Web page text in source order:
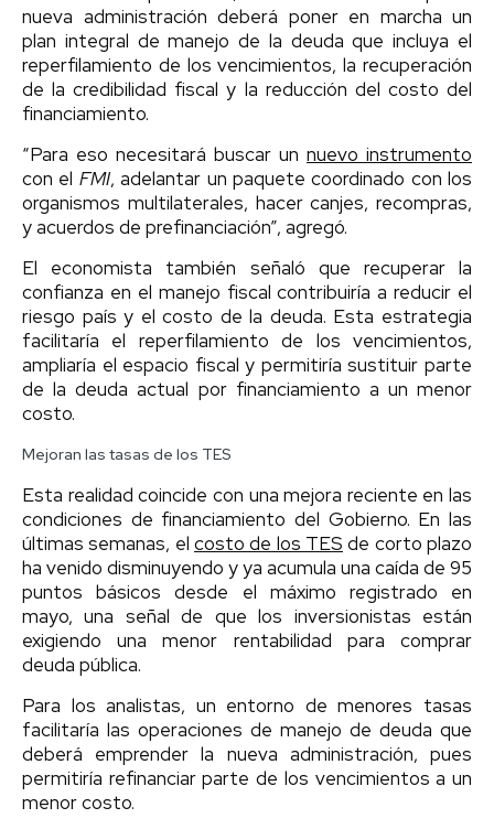
nueva administración deberá poner en marcha un
plan integral de manejo de la deuda que incluya el
reperfilamiento de los vencimientos, la recuperación
de la credibilidad fiscal y la reducción del costo del
financiamiento.
“Para eso necesitará buscar un nuevo instrumento
con el FMI, adelantar un paquete coordinado con los
organismos multilaterales, hacer canjes, recompras,
y acuerdos de prefinanciación”, agregó.
El economista también señaló que recuperar la
confianza en el manejo fiscal contribuiría a reducir el
riesgo país y el costo de la deuda. Esta estrategia
facilitaría el reperfilamiento de los vencimientos,
ampliaría el espacio fiscal y permitiría sustituir parte
de la deuda actual por financiamiento a un menor
costo.
Mejoran las tasas de los TES
Esta realidad coincide con una mejora reciente en las
condiciones de financiamiento del Gobierno. En las
últimas semanas, el costo de los TES de corto plazo
ha venido disminuyendo y ya acumula una caída de 95
puntos básicos desde el máximo registrado en
mayo, una señal de que los inversionistas están
exigiendo una menor rentabilidad para comprar
deuda pública.
Para los analistas, un entorno de menores tasas
facilitaría las operaciones de manejo de deuda que
deberá emprender la nueva administración, pues
permitiría refinanciar parte de los vencimientos a un
menor costo.